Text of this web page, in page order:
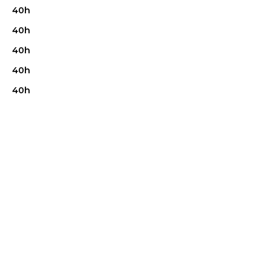
40h
40h
40h
40h
40h